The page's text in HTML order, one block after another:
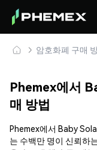
암호화폐 구매
Phemex에서
매 방법
Phemex에서 Baby
는 수백만 명이 신뢰하